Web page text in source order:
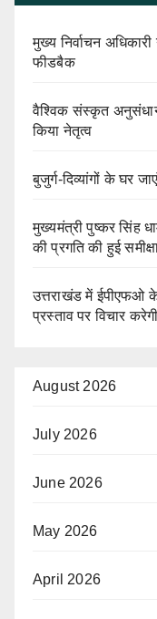
मुख्य निर्वाचन
फीडबैक
वैश्विक संस्कृत
किया नेतृत्व
बुजुर्ग-दिव्यांगों के घर
मुख्यमंत्री पुष्कर सिंह
की प्रगति की हुई
उत्तराखंड में ईपीएफओ
प्रस्ताव पर विचार
August 2026
July 2026
June 2026
May 2026
April 2026